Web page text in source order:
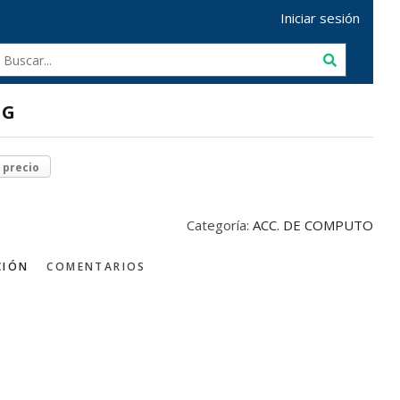
Iniciar sesión
Categoría: ACC. DE COMPUTO
COMENTARIOS